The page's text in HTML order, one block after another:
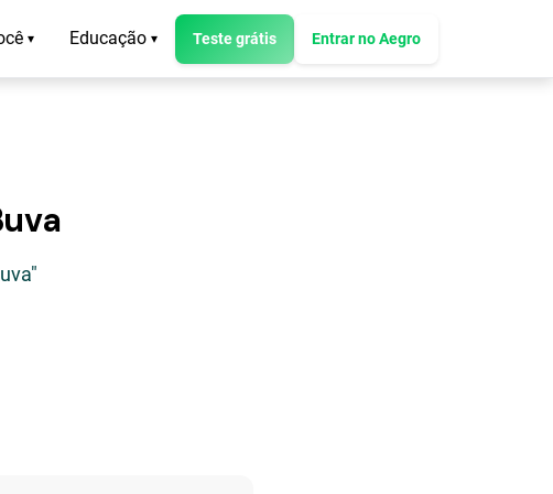
▾ Educação ▾ Teste grátis Entrar no Aegro